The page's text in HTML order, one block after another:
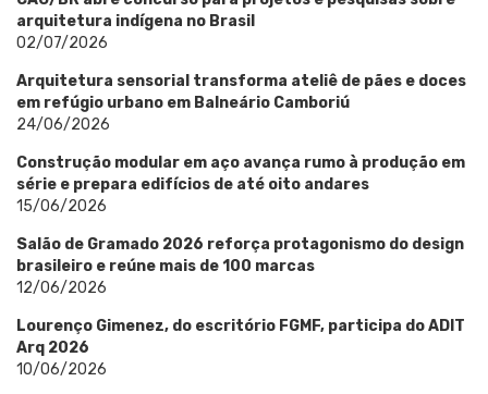
arquitetura indígena no Brasil
02/07/2026
Arquitetura sensorial transforma ateliê de pães e doces
em refúgio urbano em Balneário Camboriú
24/06/2026
Construção modular em aço avança rumo à produção em
série e prepara edifícios de até oito andares
15/06/2026
Salão de Gramado 2026 reforça protagonismo do design
brasileiro e reúne mais de 100 marcas
12/06/2026
Lourenço Gimenez, do escritório FGMF, participa do ADIT
Arq 2026
10/06/2026